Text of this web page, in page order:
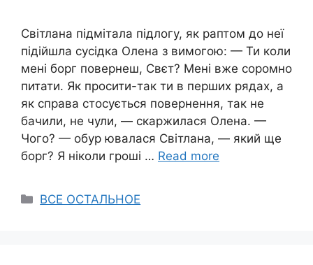
Світлана підмітала підлогу, як раптом до неї
підійшла сусідка Олена з вимогою: — Ти коли
мені борг повернеш, Свєт? Мені вже соромно
питати. Як просити-так ти в перших рядах, а
як справа стосується повернення, так не
бачили, не чули, — скаржилася Олена. —
Чого? — обур ювалася Світлана, — який ще
борг? Я ніколи гроші … Read more
Categories
ВСЕ ОСТАЛЬНОЕ